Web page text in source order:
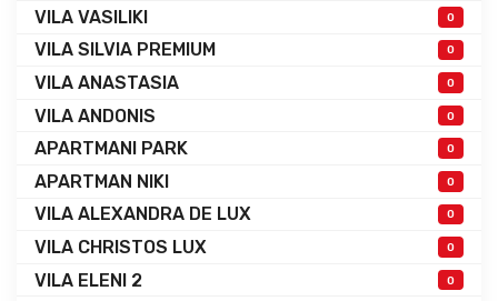
VILA VASILIKI 0
VILA SILVIA PREMIUM 0
VILA ANASTASIA 0
VILA ANDONIS 0
APARTMANI PARK 0
APARTMAN NIKI 0
VILA ALEXANDRA DE LUX 0
VILA CHRISTOS LUX 0
VILA ELENI 2 0